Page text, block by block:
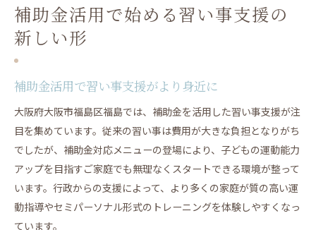
補助金対応の習い事支援で家族に安心を
福島エリアで始める習い事支援の魅力
セミパーソナル習い事支援で運動能力向上
子供の体幹強化に役立つ習い事支援体験
運動不足を解消する習い事支援の実例紹介
習い事支援で実感する運動能力アップ体験
習い事支援がもたらす子供の成長ストーリー
続けやすさ重視の福島エリアの運動習慣づくり
補助金活用で始める習い事支援の
新しい形
補助金活用で習い事支援がより身近に
大阪府大阪市福島区福島では、補助金を活用した習い事支援が注
目を集めています。従来の習い事は費用が大きな負担となりがち
でしたが、補助金対応メニューの登場により、子どもの運動能力
アップを目指すご家庭でも無理なくスタートできる環境が整って
います。行政からの支援によって、より多くの家庭が質の高い運
動指導やセミパーソナル形式のトレーニングを体験しやすくなっ
ています。